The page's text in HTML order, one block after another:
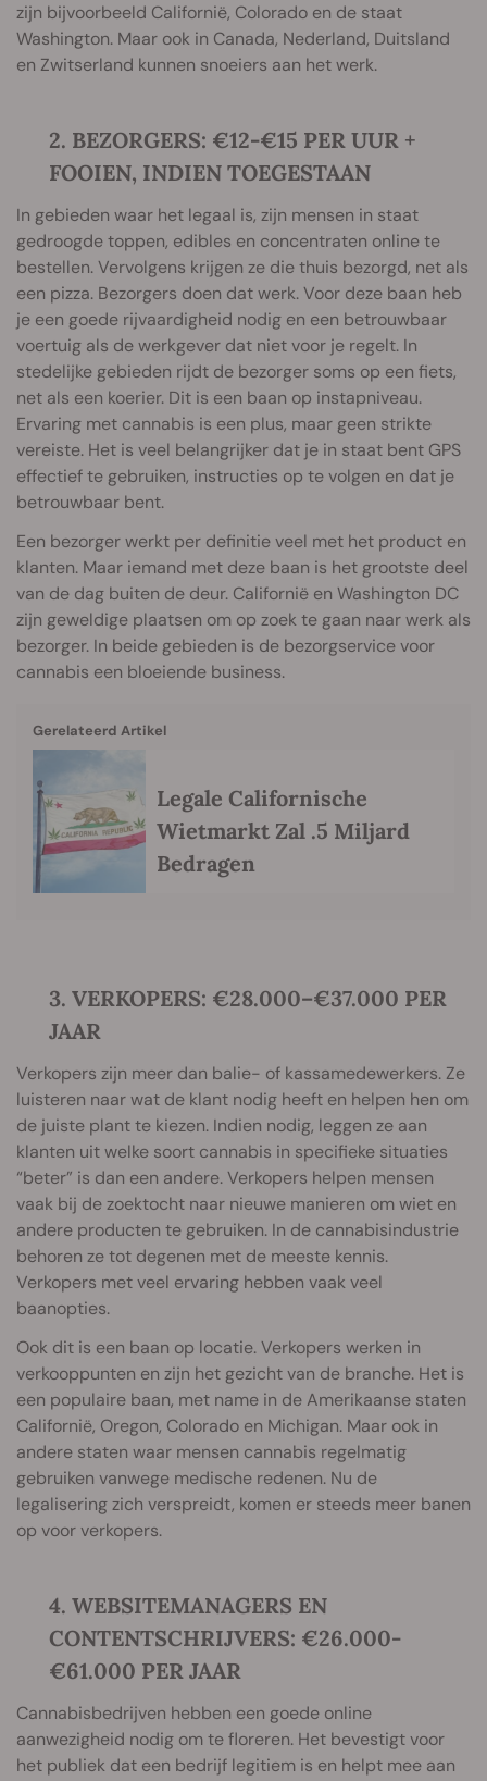
zijn bijvoorbeeld Californië, Colorado en de staat
Washington. Maar ook in Canada, Nederland, Duitsland
en Zwitserland kunnen snoeiers aan het werk.
2. BEZORGERS: €12-€15 PER UUR +
FOOIEN, INDIEN TOEGESTAAN
In gebieden waar het legaal is, zijn mensen in staat
gedroogde toppen, edibles en concentraten online te
bestellen. Vervolgens krijgen ze die thuis bezorgd, net als
een pizza. Bezorgers doen dat werk. Voor deze baan heb
je een goede rijvaardigheid nodig en een betrouwbaar
voertuig als de werkgever dat niet voor je regelt. In
stedelijke gebieden rijdt de bezorger soms op een fiets,
net als een koerier. Dit is een baan op instapniveau.
Ervaring met cannabis is een plus, maar geen strikte
vereiste. Het is veel belangrijker dat je in staat bent GPS
effectief te gebruiken, instructies op te volgen en dat je
betrouwbaar bent.
Een bezorger werkt per definitie veel met het product en
klanten. Maar iemand met deze baan is het grootste deel
van de dag buiten de deur. Californië en Washington DC
zijn geweldige plaatsen om op zoek te gaan naar werk als
bezorger. In beide gebieden is de bezorgservice voor
cannabis een bloeiende business.
Gerelateerd Artikel
Legale Californische
Wietmarkt Zal .5 Miljard
Bedragen
3. VERKOPERS: €28.000–€37.000 PER
JAAR
Verkopers zijn meer dan balie- of kassamedewerkers. Ze
luisteren naar wat de klant nodig heeft en helpen hen om
de juiste plant te kiezen. Indien nodig, leggen ze aan
klanten uit welke soort cannabis in specifieke situaties
“beter” is dan een andere. Verkopers helpen mensen
vaak bij de zoektocht naar nieuwe manieren om wiet en
andere producten te gebruiken. In de cannabisindustrie
behoren ze tot degenen met de meeste kennis.
Verkopers met veel ervaring hebben vaak veel
baanopties.
Ook dit is een baan op locatie. Verkopers werken in
verkooppunten en zijn het gezicht van de branche. Het is
een populaire baan, met name in de Amerikaanse staten
Californië, Oregon, Colorado en Michigan. Maar ook in
andere staten waar mensen cannabis regelmatig
gebruiken vanwege medische redenen. Nu de
legalisering zich verspreidt, komen er steeds meer banen
op voor verkopers.
4. WEBSITEMANAGERS EN
CONTENTSCHRIJVERS: €26.000-
€61.000 PER JAAR
Cannabisbedrijven hebben een goede online
aanwezigheid nodig om te floreren. Het bevestigt voor
het publiek dat een bedrijf legitiem is en helpt mee aan